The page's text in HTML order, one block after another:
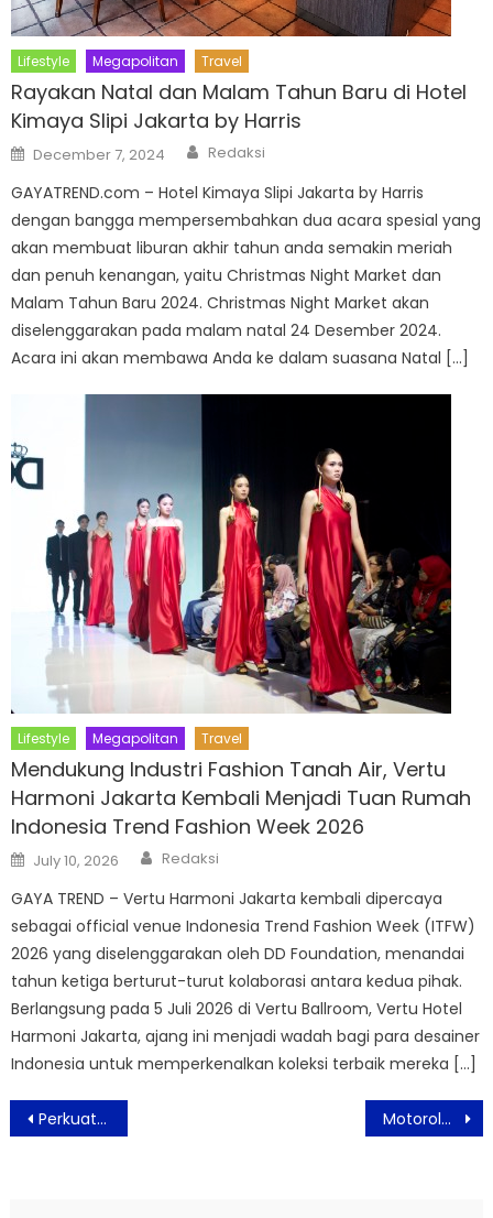
Lifestyle Megapolitan Travel
Rayakan Natal dan Malam Tahun Baru di Hotel
Kimaya Slipi Jakarta by Harris
Posted
on
December 7, 2024 Author
Redaksi
GAYATREND.com – Hotel Kimaya Slipi Jakarta by Harris
dengan bangga mempersembahkan dua acara spesial yang
akan membuat liburan akhir tahun anda semakin meriah
dan penuh kenangan, yaitu Christmas Night Market dan
Malam Tahun Baru 2024. Christmas Night Market akan
diselenggarakan pada malam natal 24 Desember 2024.
Acara ini akan membawa Anda ke dalam suasana Natal […]
Lifestyle Megapolitan Travel
Mendukung Industri Fashion Tanah Air, Vertu
Harmoni Jakarta Kembali Menjadi Tuan Rumah
Indonesia Trend Fashion Week 2026
Posted
on
July 10, 2026 Author
Redaksi
GAYA TREND – Vertu Harmoni Jakarta kembali dipercaya
sebagai official venue Indonesia Trend Fashion Week (ITFW)
2026 yang diselenggarakan oleh DD Foundation, menandai
tahun ketiga berturut-turut kolaborasi antara kedua pihak.
Berlangsung pada 5 Juli 2026 di Vertu Ballroom, Vertu Hotel
Harmoni Jakarta, ajang ini menjadi wadah bagi para desainer
Indonesia untuk memperkenalkan koleksi terbaik mereka […]
Post
navigation
Perkuat Kolaborasi, Yayasan AMIR Malaysia Studi Banding ke Putera Sampoerna Foundation Motorola Luncurkan Ponsel Pintar moto g45 5G di Pasar Indonesia